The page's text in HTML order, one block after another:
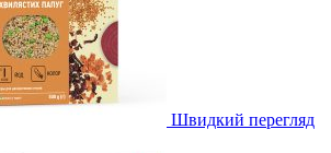
Швидкий перегляд